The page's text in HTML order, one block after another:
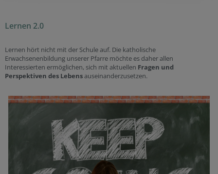
Lernen 2.0
Lernen hört nicht mit der Schule auf. Die katholische
Erwachsenenbildung unserer Pfarre möchte es daher allen
Interessierten ermöglichen, sich mit aktuellen Fragen und
Perspektiven des Lebensauseinanderzusetzen.